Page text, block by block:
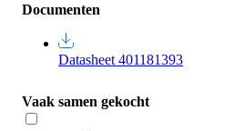
Documenten
Datasheet 401181393
Vaak samen gekocht